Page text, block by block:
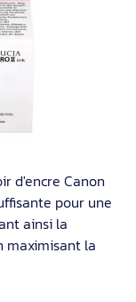
d'encre Canon
pour une
ainsi la
maximisant la